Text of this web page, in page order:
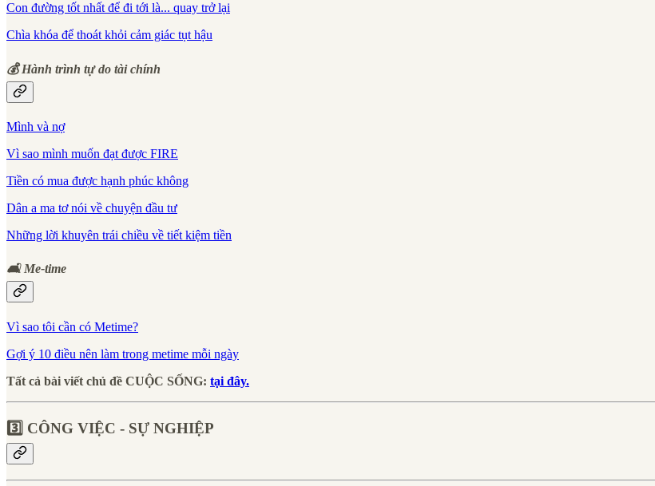
Con đường tốt nhất để đi tới là... quay trở lại
Chìa khóa để thoát khỏi cảm giác tụt hậu
💰 Hành trình tự do tài chính
Mình và nợ
Vì sao mình muốn đạt được FIRE
Tiền có mua được hạnh phúc không
Dân a ma tơ nói về chuyện đầu tư
Những lời khuyên trái chiều về tiết kiệm tiền
🛋 Me-time
Vì sao tôi cần có Metime?
Gợi ý 10 điều nên làm trong metime mỗi ngày
Tất cả bài viết chủ đề CUỘC SỐNG: tại đây.
3️⃣ CÔNG VIỆC - SỰ NGHIỆP